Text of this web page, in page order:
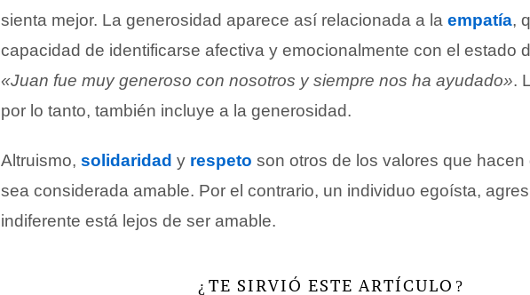
sienta mejor. La generosidad aparece así relacionada a la empatía,
capacidad de identificarse afectiva y emocionalmente con el estado
«Juan fue muy generoso con nosotros y siempre nos ha ayudado».
por lo tanto, también incluye a la generosidad.
Altruismo, solidaridad y respeto son otros de los valores que
sea considerada amable. Por el contrario, un individuo egoísta,
indiferente está lejos de ser amable.
¿ TE SIRVIÓ ESTE ARTÍCULO ?